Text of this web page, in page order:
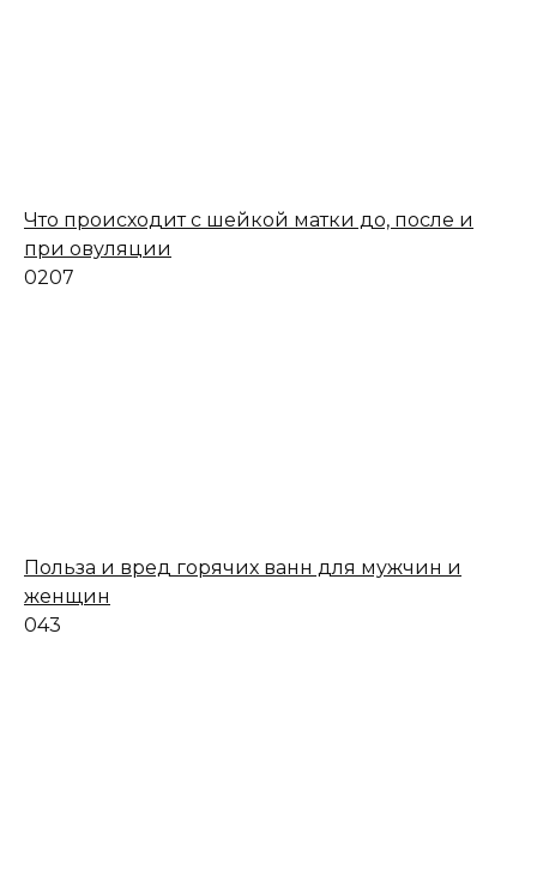
Что происходит с шейкой матки до, после и
при овуляции
0207
Польза и вред горячих ванн для мужчин и
женщин
043